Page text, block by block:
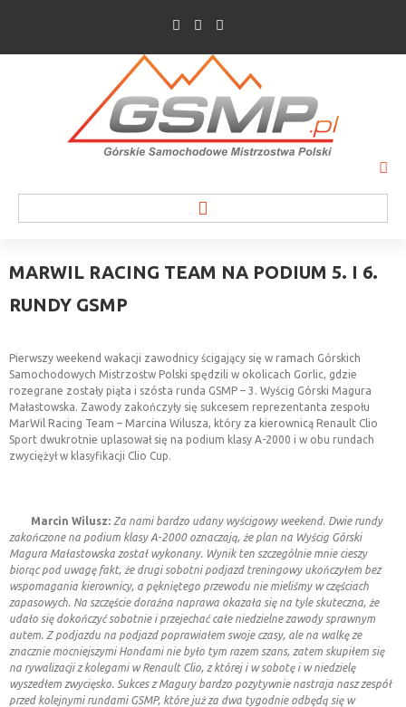
WIADOMOŚCI
INFORMACJE O WYŚCIGU
WYPOWIEDZI ZAWODNIKÓW
INFORMACJE ORGANIZATORÓW
KALENDARZ
GALERIA
ZESPÓŁ
REGULAMINY
MARWIL RACING TEAM NA PODIUM 5. I 6.
RUNDY GSMP
Pierwszy weekend wakacji zawodnicy ścigający się w ramach Górskich
Samochodowych Mistrzostw Polski spędzili w okolicach Gorlic, gdzie
rozegrane zostały piąta i szósta runda GSMP – 3. Wyścig Górski Magura
Małastowska. Zawody zakończyły się sukcesem reprezentanta zespołu
MarWil Racing Team – Marcina Wilusza, który za kierownicą Renault Clio
Sport dwukrotnie uplasował się na podium klasy A-2000 i w obu rundach
zwyciężył w klasyfikacji Clio Cup.
Marcin Wilusz: Za nami bardzo udany wyścigowy weekend. Dwie rundy
zakończone na podium klasy A-2000 oznaczają, że plan na Wyścig Górski
Magura Małastowska został wykonany. Wynik ten szczególnie mnie cieszy
biorąc pod uwagę fakt, że drugi sobotni podjazd treningowy ukończyłem bez
wspomagania kierownicy, a pękniętego przewodu nie mieliśmy w częściach
zapasowych. Na szczęście doraźna naprawa okazała się na tyle skuteczna, że
udało się dokończyć sobotnie i przejechać całe niedzielne zawody sprawnym
autem. Z podjazdu na podjazd poprawiałem swoje czasy, ale na walkę ze
znacznie mocniejszymi Hondami nie było tym razem szans, zatem skupiłem się
na rywalizacji z kolegami w Renault Clio, z której i w sobotę i w niedzielę
wyszedłem zwycięsko. Sukces z Magury bardzo pozytywnie nastraja nasz zespół
przed kolejnymi rundami GSMP, które już za dwa tygodnie odbędą się w